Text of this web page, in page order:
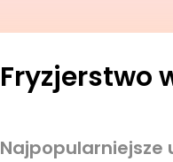
Fryzjerstwo
Najpopularniejsze